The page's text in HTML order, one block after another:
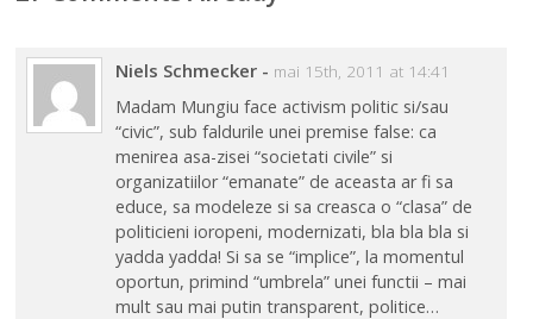
Niels Schmecker - mai 15th, 2011 at 14:41
Madam Mungiu face activism politic si/sau
“civic”, sub faldurile unei premise false: ca
menirea asa-zisei “societati civile” si
organizatiilor “emanate” de aceasta ar fi sa
educe, sa modeleze si sa creasca o “clasa” de
politicieni ioropeni, modernizati, bla bla bla si
yadda yadda! Si sa se “implice”, la momentul
oportun, primind “umbrela” unei functii – mai
mult sau mai putin transparent, politice…